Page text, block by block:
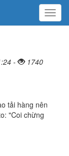
Menu
- 1740
tải hàng nên
"Coi chừng